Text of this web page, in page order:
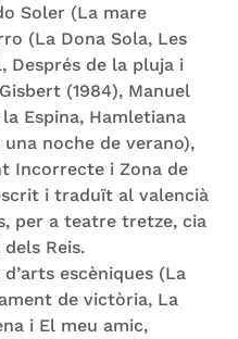
Soler (La mare
(La Dona Sola, Les
Després de la pluja i
(1984), Manuel
Espina, Hamletiana
noche de verano),
Incorrecte i Zona de
i traduït al valencià
per a teatre tretze, cia
Reis.
escèniques (La
de victòria, La
i El meu amic,